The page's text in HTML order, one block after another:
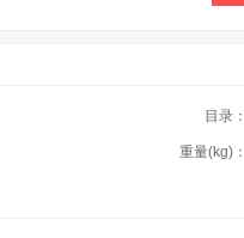
目录：
重量(kg)：